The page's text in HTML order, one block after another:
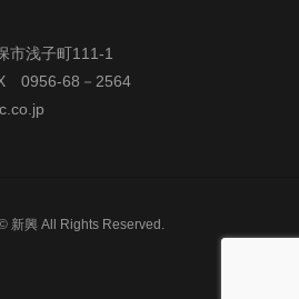
浅子町111-1
0956-68－2564
新興 All Rights Reserved.